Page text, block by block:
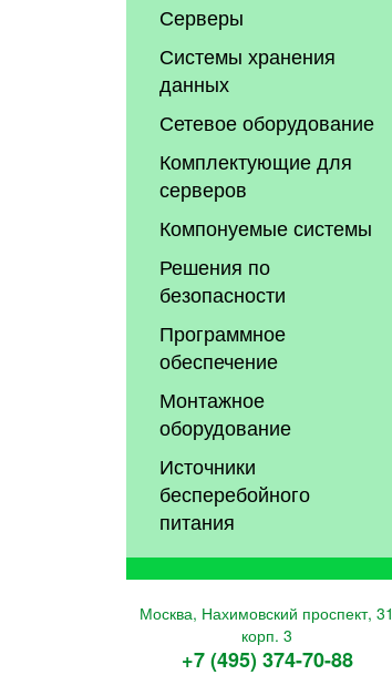
Серверы
Системы хранения
данных
Сетевое оборудование
Комплектующие для
серверов
Компонуемые системы
Решения по
безопасности
Программное
обеспечение
Монтажное
оборудование
Источники
бесперебойного
питания
Москва, Нахимовский проспект, 31
корп. 3
+7 (495) 374-70-88